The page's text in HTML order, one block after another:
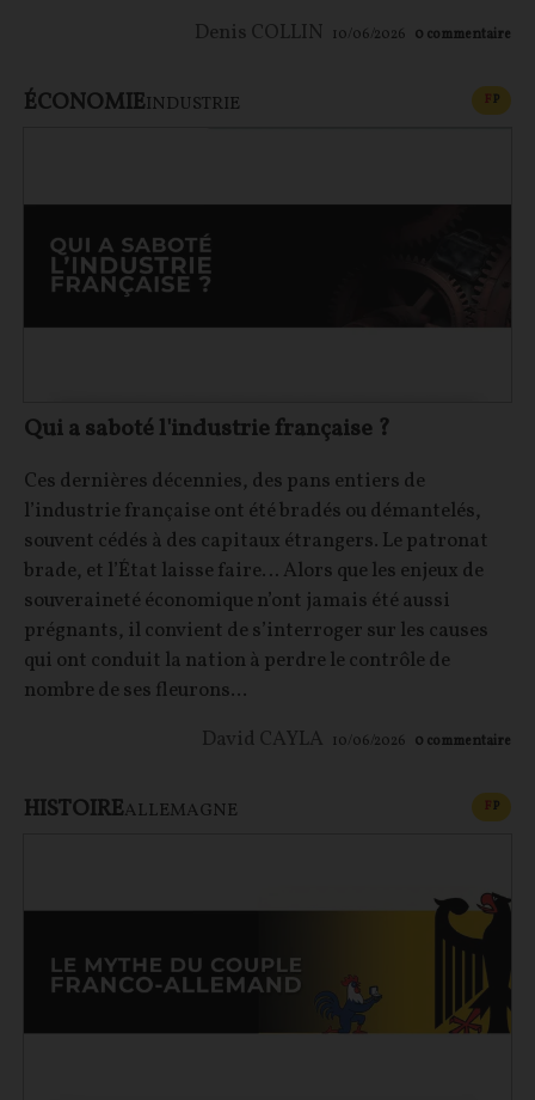
Denis COLLIN 10/06/2026 0 commentaire
ÉCONOMIEINDUSTRIE FP
Qui a saboté l'industrie française ?
Ces dernières décennies, des pans entiers de
l’industrie française ont été bradés ou démantelés,
souvent cédés à des capitaux étrangers. Le patronat
brade, et l’État laisse faire… Alors que les enjeux de
souveraineté économique n’ont jamais été aussi
prégnants, il convient de s’interroger sur les causes
qui ont conduit la nation à perdre le contrôle de
nombre de ses fleurons...
David CAYLA 10/06/2026 0 commentaire
HISTOIREALLEMAGNE FP